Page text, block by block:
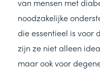
van mensen met
noodzakelijke
die essentieel is voor
zijn ze niet alleen
maar ook voor